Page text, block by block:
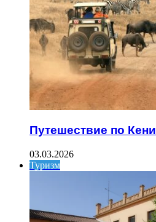
Путешествие по
03.03.2026
Туризм